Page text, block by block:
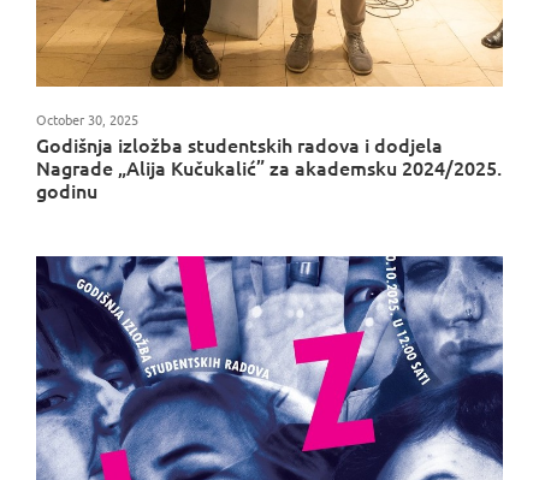
Godišnja izložba studentskih radova i dodjela
Nagrade „Alija Kučukalić” za akademsku 2024/2025.
godinu
October 30, 2025